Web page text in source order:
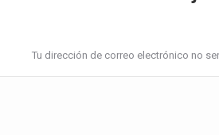
Tu dirección de correo electrónico no